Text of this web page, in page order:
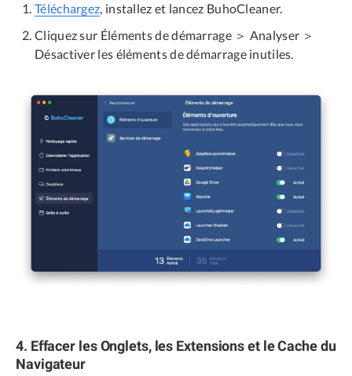
Téléchargez, installez et lancez BuhoCleaner.
Cliquez sur Éléments de démarrage ＞ Analyser ＞
Désactiver les éléments de démarrage inutiles.
4. Effacer les Onglets, les Extensions et le Cache du
Navigateur